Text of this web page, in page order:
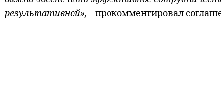
результативной», - прокомментировал